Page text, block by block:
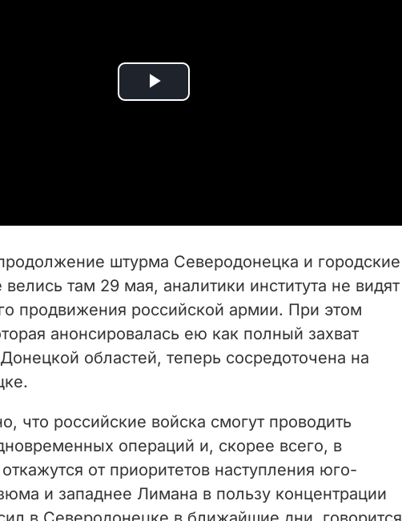
P
d
e
штурма Северодонецка и городские
там 29 мая, аналитики института не видят
продвижения российской армии. При этом
анонсировалась ею как полный захват
областей, теперь сосредоточена на
что российские войска смогут проводить
операций и, скорее всего, в
от приоритетов наступления юго-
и западнее Лимана в пользу концентрации